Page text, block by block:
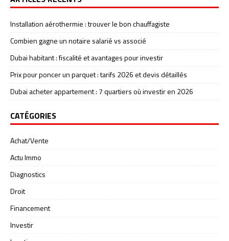
Installation aérothermie : trouver le bon chauffagiste
Combien gagne un notaire salarié vs associé
Dubai habitant : fiscalité et avantages pour investir
Prix pour poncer un parquet : tarifs 2026 et devis détaillés
Dubai acheter appartement : 7 quartiers où investir en 2026
CATÉGORIES
Achat/Vente
Actu Immo
Diagnostics
Droit
Financement
Investir